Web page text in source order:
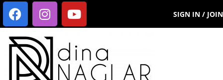
SIGN IN / JOIN